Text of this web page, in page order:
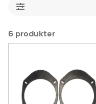
6 produkter